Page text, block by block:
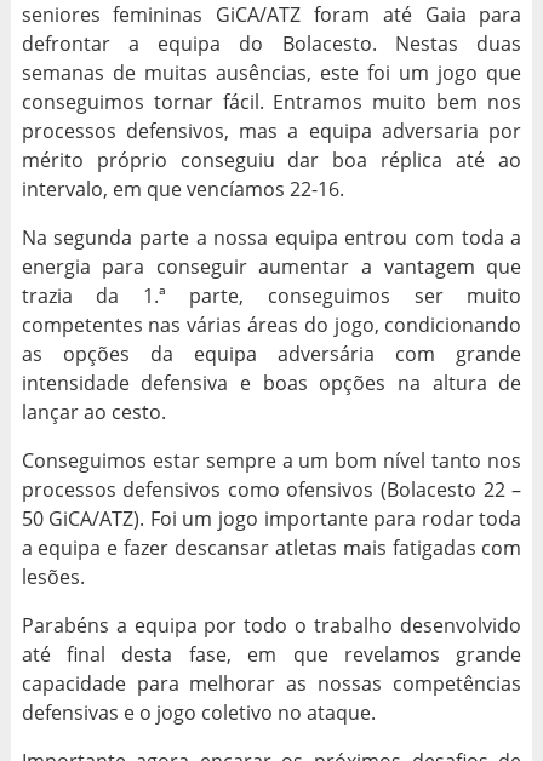
seniores femininas GiCA/ATZ foram até Gaia para
defrontar a equipa do Bolacesto. Nestas duas
semanas de muitas ausências, este foi um jogo que
conseguimos tornar fácil. Entramos muito bem nos
processos defensivos, mas a equipa adversaria por
mérito próprio conseguiu dar boa réplica até ao
intervalo, em que vencíamos 22-16.
Na segunda parte a nossa equipa entrou com toda a
energia para conseguir aumentar a vantagem que
trazia da 1.ª parte, conseguimos ser muito
competentes nas várias áreas do jogo, condicionando
as opções da equipa adversária com grande
intensidade defensiva e boas opções na altura de
lançar ao cesto.
Conseguimos estar sempre a um bom nível tanto nos
processos defensivos como ofensivos (Bolacesto 22 –
50 GiCA/ATZ). Foi um jogo importante para rodar toda
a equipa e fazer descansar atletas mais fatigadas com
lesões.
Parabéns a equipa por todo o trabalho desenvolvido
até final desta fase, em que revelamos grande
capacidade para melhorar as nossas competências
defensivas e o jogo coletivo no ataque.